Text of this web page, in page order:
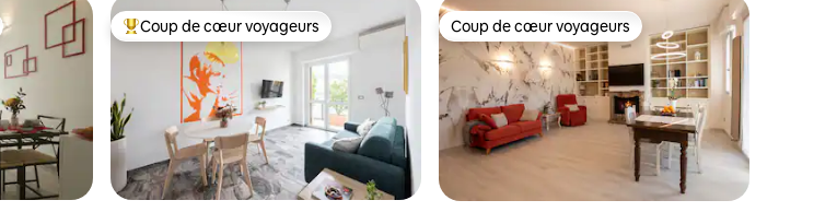
plus appréciés Coups de cœur voyageurs les plus appréciés
Coup de cœur voyageurs Coup de cœur voyageurs
Coup de cœur voyageurs